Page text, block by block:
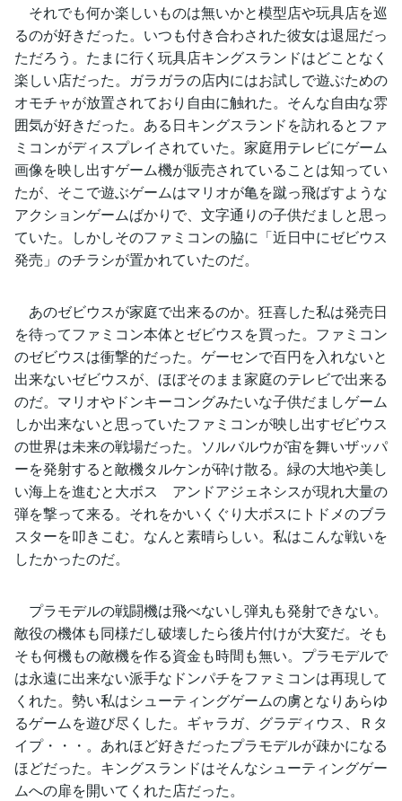
それでも何か楽しいものは無いかと模型店や玩具店を巡
るのが好きだった。いつも付き合わされた彼女は退屈だっ
ただろう。たまに行く玩具店キングスランドはどことなく
楽しい店だった。ガラガラの店内にはお試しで遊ぶための
オモチャが放置されており自由に触れた。そんな自由な雰
囲気が好きだった。ある日キングスランドを訪れるとファ
ミコンがディスプレイされていた。家庭用テレビにゲーム
画像を映し出すゲーム機が販売されていることは知ってい
たが、そこで遊ぶゲームはマリオが亀を蹴っ飛ばすような
アクションゲームばかりで、文字通りの子供だましと思っ
ていた。しかしそのファミコンの脇に「近日中にゼビウス
発売」のチラシが置かれていたのだ。
あのゼビウスが家庭で出来るのか。狂喜した私は発売日
を待ってファミコン本体とゼビウスを買った。ファミコン
のゼビウスは衝撃的だった。ゲーセンで百円を入れないと
出来ないゼビウスが、ほぼそのまま家庭のテレビで出来る
のだ。マリオやドンキーコングみたいな子供だましゲーム
しか出来ないと思っていたファミコンが映し出すゼビウス
の世界は未来の戦場だった。ソルバルウが宙を舞いザッパ
ーを発射すると敵機タルケンが砕け散る。緑の大地や美し
い海上を進むと大ボス アンドアジェネシスが現れ大量の
弾を撃って来る。それをかいくぐり大ボスにトドメのブラ
スターを叩きこむ。なんと素晴らしい。私はこんな戦いを
したかったのだ。
プラモデルの戦闘機は飛べないし弾丸も発射できない。
敵役の機体も同様だし破壊したら後片付けが大変だ。そも
そも何機もの敵機を作る資金も時間も無い。プラモデルで
は永遠に出来ない派手なドンパチをファミコンは再現して
くれた。勢い私はシューティングゲームの虜となりあらゆ
るゲームを遊び尽くした。ギャラガ、グラディウス、Ｒタ
イプ・・・。あれほど好きだったプラモデルが疎かになる
ほどだった。キングスランドはそんなシューティングゲー
ムへの扉を開いてくれた店だった。